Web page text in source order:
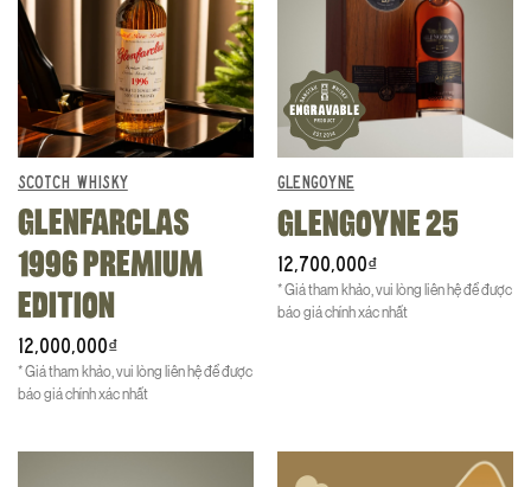
SCOTCH WHISKY
GLENFARCLAS
1996 PREMIUM
EDITION
12,000,000₫
* Giá tham khảo, vui lòng liên hệ để được
báo giá chính xác nhất
GLENGOYNE
GLENGOYNE 25
12,700,000₫
* Giá tham khảo, vui lòng liên hệ để được
báo giá chính xác nhất